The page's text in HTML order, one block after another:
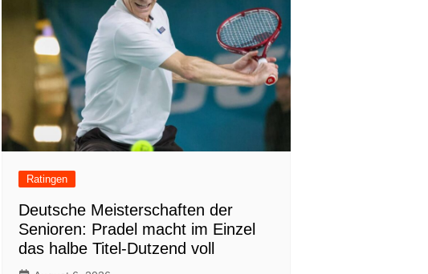
Ratingen
Deutsche Meisterschaften der
Senioren: Pradel macht im Einzel
das halbe Titel-Dutzend voll